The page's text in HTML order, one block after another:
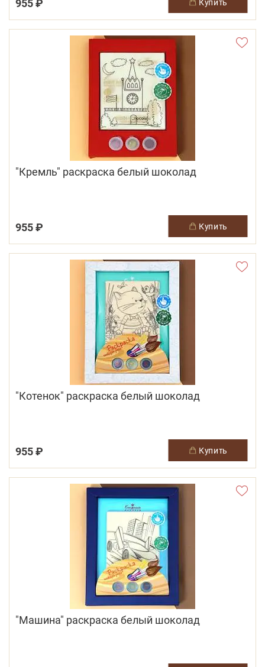
"Кремль" раскраска белый шоколад
955 ₽ купить
"Котенок" раскраска белый шоколад
955 ₽ купить
"Машина" раскраска белый шоколад